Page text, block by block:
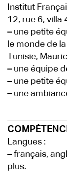
Institut
12, rue 6, villa
– une petite
le monde de
Tunisie,
– une équipe
– une petite
– une
Langues :
– français,
plus.